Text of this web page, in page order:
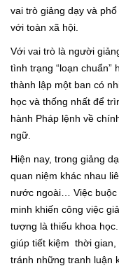
vai trò giảng dạy và
với toàn xã hội.
Với vai trò là người
tình trạng “loạn chuẩn”
thành lập một ban có
học và thống nhất để
hành Pháp lệnh về
ngữ.
Hiện nay, trong giảng
quan niệm khác nhau
nước ngoài… Việc buộc
minh khiến công việc
tượng là thiếu khoa
giúp tiết kiệm thời
tránh những tranh luận